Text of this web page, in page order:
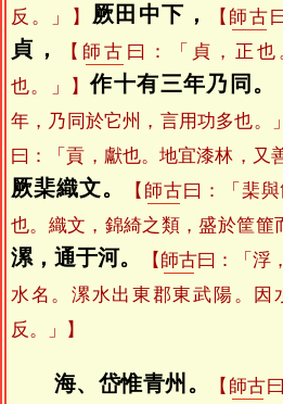
反。」】
厥田中下， 【 師古
貞，
【 師古 曰：「貞，正
也。」】作十有三年乃同。
年，乃同於它州，言用功多也。
曰：「貢，獻也。地宜漆林，又
厥棐織文。 【 師古曰：「棐
也。織文，錦綺之類，盛於筐篚
漯，通于河。
【 師古曰：「浮
水名。漯水出東郡東武陽。因
反。」】
海、岱惟青州。 【 師古